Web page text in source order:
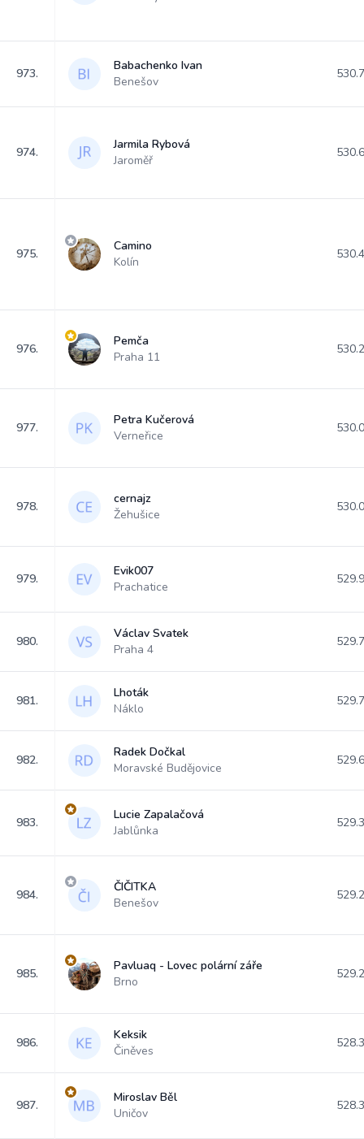
973.
Babachenko Ivan
Benešov
974.
Jarmila Rybová
Jaroměř
975.
Camino
Kolín
976.
Pemča
Praha 11
977.
Petra Kučerová
Verneřice
978.
cernajz
Žehušice
979.
Evik007
Prachatice
980.
Václav Svatek
Praha 4
981.
Lhoták
Náklo
982.
Radek Dočkal
Moravské Budějovice
983.
Lucie Zapalačová
Jablůnka
984.
ČIČITKA
Benešov
985.
Pavluaq - Lovec polární záře
Brno
986.
Keksik
Činěves
987.
Miroslav Běl
Uničov